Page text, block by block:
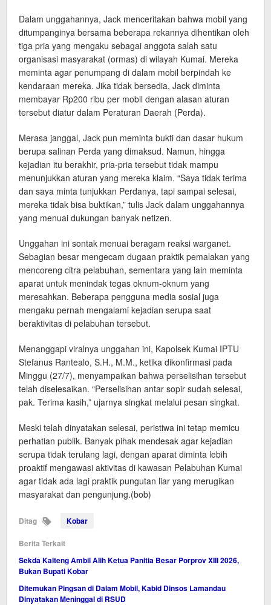
Dalam unggahannya, Jack menceritakan bahwa mobil yang
ditumpanginya bersama beberapa rekannya dihentikan oleh
tiga pria yang mengaku sebagai anggota salah satu
organisasi masyarakat (ormas) di wilayah Kumai. Mereka
meminta agar penumpang di dalam mobil berpindah ke
kendaraan mereka. Jika tidak bersedia, Jack diminta
membayar Rp200 ribu per mobil dengan alasan aturan
tersebut diatur dalam Peraturan Daerah (Perda).
Merasa janggal, Jack pun meminta bukti dan dasar hukum
berupa salinan Perda yang dimaksud. Namun, hingga
kejadian itu berakhir, pria-pria tersebut tidak mampu
menunjukkan aturan yang mereka klaim. “Saya tidak terima
dan saya minta tunjukkan Perdanya, tapi sampai selesai,
mereka tidak bisa buktikan,” tulis Jack dalam unggahannya
yang menuai dukungan banyak netizen.
Unggahan ini sontak menuai beragam reaksi warganet.
Sebagian besar mengecam dugaan praktik pemalakan yang
mencoreng citra pelabuhan, sementara yang lain meminta
aparat untuk menindak tegas oknum-oknum yang
meresahkan. Beberapa pengguna media sosial juga
mengaku pernah mengalami kejadian serupa saat
beraktivitas di pelabuhan tersebut.
Menanggapi viralnya unggahan ini, Kapolsek Kumai IPTU
Stefanus Rantealo, S.H., M.M., ketika dikonfirmasi pada
Minggu (27/7), menyampaikan bahwa perselisihan tersebut
telah diselesaikan. “Perselisihan antar sopir sudah selesai,
pak. Terima kasih,” ujarnya singkat melalui pesan singkat.
Meski telah dinyatakan selesai, peristiwa ini tetap memicu
perhatian publik. Banyak pihak mendesak agar kejadian
serupa tidak terulang lagi, dengan aparat diminta lebih
proaktif mengawasi aktivitas di kawasan Pelabuhan Kumai
agar tidak ada lagi praktik pungutan liar yang merugikan
masyarakat dan pengunjung.(bob)
Ditag Kobar
Berita Terkait
Sekda Kalteng Ambil Alih Ketua Panitia Besar Porprov XIII 2026,
Bukan Bupati Kobar
Ditemukan Pingsan di Dalam Mobil, Kabid Dinsos Lamandau
Dinyatakan Meninggal di RSUD